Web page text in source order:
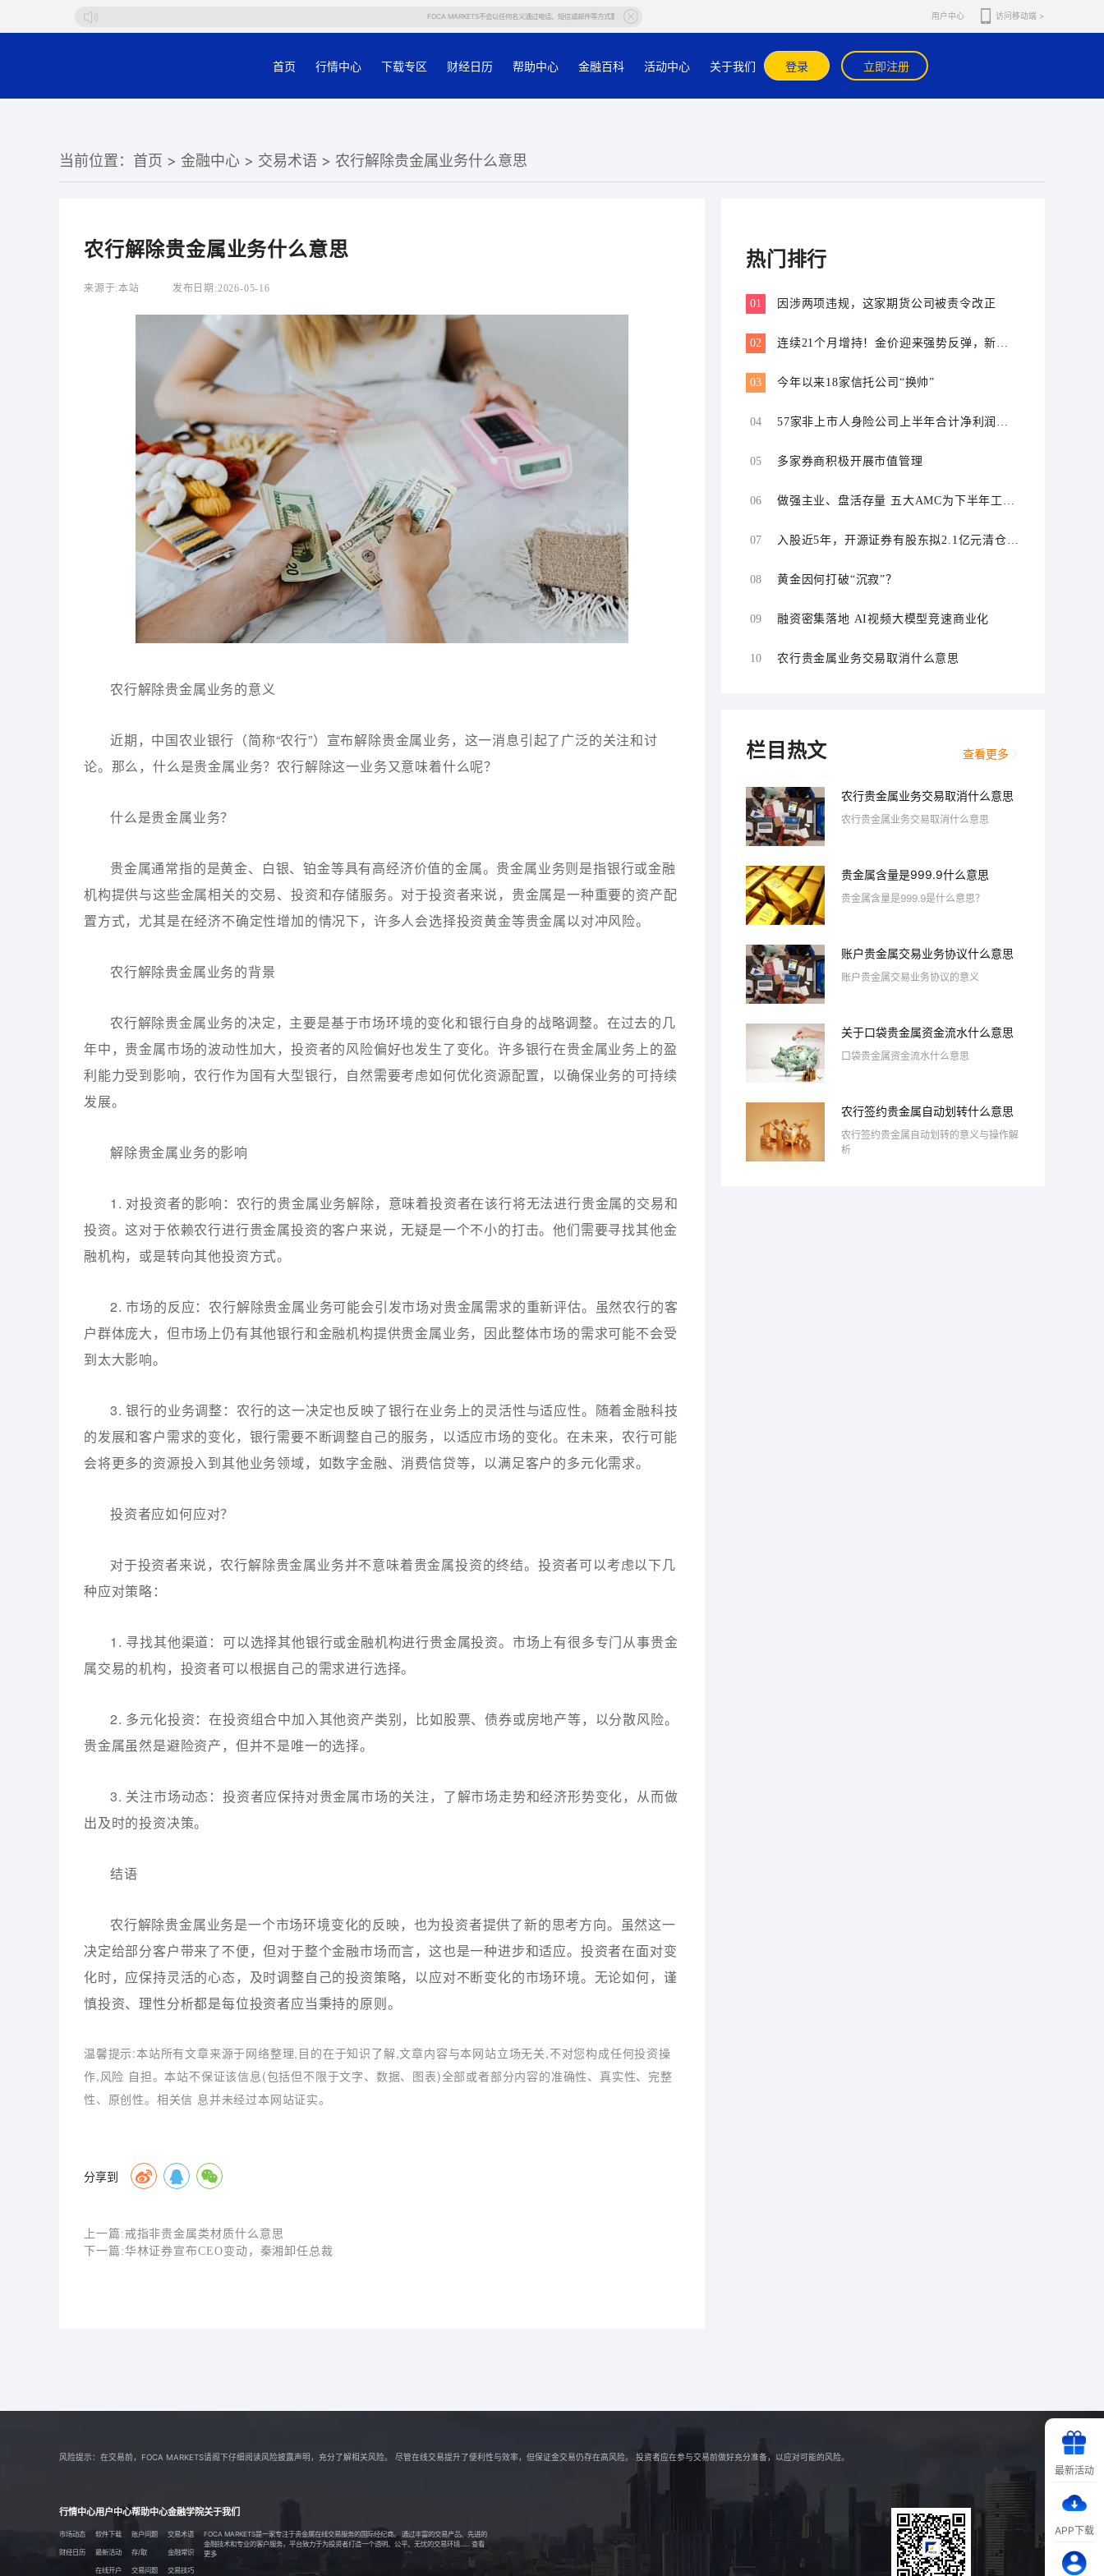
FOCA MARKETS不会以任何名义通过电话、短信或邮件等方式要求客户提供帐户等个人信息，若有任何疑问，请在官网或官方APP内咨询在线客服核实。 用户中心 访问移动端 >
首页 行情中心 下载专区 财经日历 帮助中心 金融百科 活动中心 关于我们 登录 立即注册
当前位置： 首页 > 金融中心 > 交易术语 > 农行解除贵金属业务什么意思
农行解除贵金属业务什么意思
来源于:本站 发布日期:2026-05-16
农行解除贵金属业务的意义
近期，中国农业银行（简称“农行”）宣布解除贵金属业务，这一消息引起了广泛的关注和讨
论。那么，什么是贵金属业务？农行解除这一业务又意味着什么呢？
什么是贵金属业务？
贵金属通常指的是黄金、白银、铂金等具有高经济价值的金属。贵金属业务则是指银行或金融
机构提供与这些金属相关的交易、投资和存储服务。对于投资者来说，贵金属是一种重要的资产配
置方式，尤其是在经济不确定性增加的情况下，许多人会选择投资黄金等贵金属以对冲风险。
农行解除贵金属业务的背景
农行解除贵金属业务的决定，主要是基于市场环境的变化和银行自身的战略调整。在过去的几
年中，贵金属市场的波动性加大，投资者的风险偏好也发生了变化。许多银行在贵金属业务上的盈
利能力受到影响，农行作为国有大型银行，自然需要考虑如何优化资源配置，以确保业务的可持续
发展。
解除贵金属业务的影响
1. 对投资者的影响：农行的贵金属业务解除，意味着投资者在该行将无法进行贵金属的交易和
投资。这对于依赖农行进行贵金属投资的客户来说，无疑是一个不小的打击。他们需要寻找其他金
融机构，或是转向其他投资方式。
2. 市场的反应：农行解除贵金属业务可能会引发市场对贵金属需求的重新评估。虽然农行的客
户群体庞大，但市场上仍有其他银行和金融机构提供贵金属业务，因此整体市场的需求可能不会受
到太大影响。
3. 银行的业务调整：农行的这一决定也反映了银行在业务上的灵活性与适应性。随着金融科技
的发展和客户需求的变化，银行需要不断调整自己的服务，以适应市场的变化。在未来，农行可能
会将更多的资源投入到其他业务领域，如数字金融、消费信贷等，以满足客户的多元化需求。
投资者应如何应对？
对于投资者来说，农行解除贵金属业务并不意味着贵金属投资的终结。投资者可以考虑以下几
种应对策略：
1. 寻找其他渠道：可以选择其他银行或金融机构进行贵金属投资。市场上有很多专门从事贵金
属交易的机构，投资者可以根据自己的需求进行选择。
2. 多元化投资：在投资组合中加入其他资产类别，比如股票、债券或房地产等，以分散风险。
贵金属虽然是避险资产，但并不是唯一的选择。
3. 关注市场动态：投资者应保持对贵金属市场的关注，了解市场走势和经济形势变化，从而做
出及时的投资决策。
结语
农行解除贵金属业务是一个市场环境变化的反映，也为投资者提供了新的思考方向。虽然这一
决定给部分客户带来了不便，但对于整个金融市场而言，这也是一种进步和适应。投资者在面对变
化时，应保持灵活的心态，及时调整自己的投资策略，以应对不断变化的市场环境。无论如何，谨
慎投资、理性分析都是每位投资者应当秉持的原则。
温馨提示:本站所有文章来源于网络整理,目的在于知识了解,文章内容与本网站立场无关,不对您构成任何投资操
作,风险 自担。本站不保证该信息(包括但不限于文字、数据、图表)全部或者部分内容的准确性、真实性、完整
性、原创性。相关信 息并未经过本网站证实。
分享到
上一篇: 戒指非贵金属类材质什么意思
下一篇:华林证券宣布CEO变动，秦湘卸任总裁
热门排行
01 因涉两项违规，这家期货公司被责令改正
02
连续21个月增持！金价迎来强势反弹，新一
03
今年以来18家信托公司“换帅”
04
57家非上市人身险公司上半年合计净利润同
05
多家券商积极开展市值管理
06
做强主业、盘活存量 五大AMC为下半年工作
07
入股近5年，开源证券有股东拟2.1亿元清仓离
08
黄金因何打破“沉寂”？
09 融资密集落地 AI视频大模型竞速商业化
10 农行贵金属业务交易取消什么意思
栏目热文 查看更多
农行贵金属业务交易取消什么意思
农行贵金属业务交易取消什么意思
贵金属含量是999.9什么意思
贵金属含量是999.9是什么意思？
账户贵金属交易业务协议什么意思
账户贵金属交易业务协议的意义
关于口袋贵金属资金流水什么意思
口袋贵金属资金流水什么意思
农行签约贵金属自动划转什么意思
农行签约贵金属自动划转的意义与操作解
析
风险提示：在交易前，FOCA MARKETS请阁下仔细阅读风险披露声明，充分了解相关风险。 尽管在线交易提升了便利性与效率，但保证金交易仍存在高风险。 投资者应在参与交易前做好充分准备，以应对可能的风险。
行情中心
市场动态
财经日历
用户中心
软件下载
最新活动
在线开户
帮助中心
账户问题
存/取
交易问题
金融学院
交易术语
金融常识
交易技巧
关于我们
FOCA MARKETS是一家专注于贵金属在线交易服务的国际经纪商。 通过丰富的交易产品、先进的
金融技术和专业的客户服务，平台致力于为投资者打造一个透明、公平、无忧的交易环境...... 查看
更多
最新活动
APP下载